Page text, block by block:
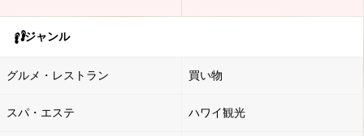
ジャンル
グルメ・レストラン 買い物
スパ・エステ ハワイ観光